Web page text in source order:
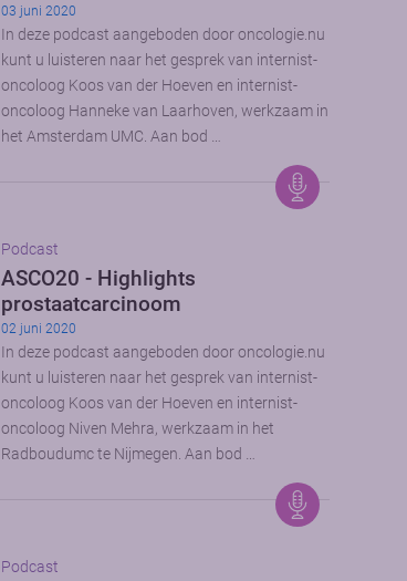
03 juni 2020
In deze podcast aangeboden door oncologie.nu
kunt u luisteren naar het gesprek van internist-
oncoloog Koos van der Hoeven en internist-
oncoloog Hanneke van Laarhoven, werkzaam in
het Amsterdam UMC. Aan bod …
Podcast
ASCO20 - Highlights
prostaatcarcinoom
02 juni 2020
In deze podcast aangeboden door oncologie.nu
kunt u luisteren naar het gesprek van internist-
oncoloog Koos van der Hoeven en internist-
oncoloog Niven Mehra, werkzaam in het
Radboudumc te Nijmegen. Aan bod …
Podcast